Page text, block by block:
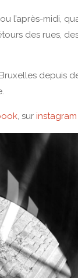
l’après-midi,
des rues,
depuis
, sur instagram